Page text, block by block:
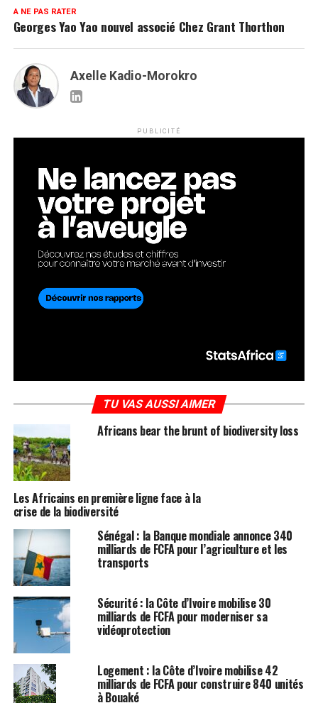
A NE PAS RATER
Georges Yao Yao nouvel associé Chez Grant Thorthon
Axelle Kadio-Morokro
PUBLICITÉ
TU VAS AUSSI AIMER
Africans bear the brunt of biodiversity loss
Les Africains en première ligne face à la
crise de la biodiversité
Sénégal : la Banque mondiale annonce 340
milliards de FCFA pour l’agriculture et les
transports
Sécurité : la Côte d’Ivoire mobilise 30
milliards de FCFA pour moderniser sa
vidéoprotection
Logement : la Côte d’Ivoire mobilise 42
milliards de FCFA pour construire 840 unités
à Bouaké